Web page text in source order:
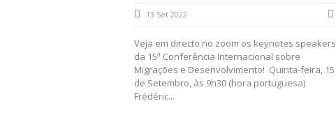
13 Set 2022
Veja em directo no zoom os keynotes speakers
da 15ª Conferência Internacional sobre
Migrações e Desenvolvimento! Quinta-feira, 15
de Setembro, às 9h30 (hora portuguesa)
Frédéric...